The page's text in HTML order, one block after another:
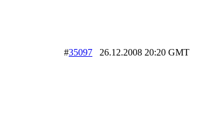
#35097 26.12.2008 20:20 GMT